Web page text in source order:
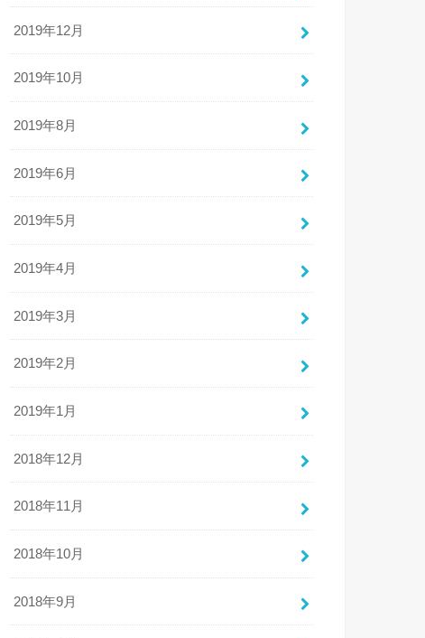
2019年12月
2019年10月
2019年8月
2019年6月
2019年5月
2019年4月
2019年3月
2019年2月
2019年1月
2018年12月
2018年11月
2018年10月
2018年9月